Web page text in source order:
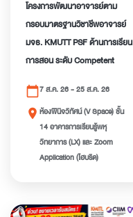
โครงการพัฒนาอาจารย์ตาม
กรอบมาตรฐานวิชาชีพอาจารย์
มจธ. KMUTT PSF ด้านการเรียน
การสอน ระดับ Competent
calendar_today7 ส.ค. 26 - 25 ส.ค. 26
place ห้องพินิจวิทัศน์ (V Space) ชั้น
14 อาคารการเรียนรู้พหุ
วิทยาการ (LX) และ Zoom
Application (ไฮบริด)